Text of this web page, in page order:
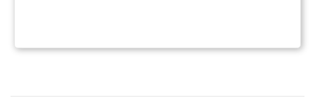
opeenvolgende eigenaren/bewoners, en de